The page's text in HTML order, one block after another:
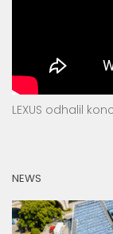
LEXUS odhalil
NEWS